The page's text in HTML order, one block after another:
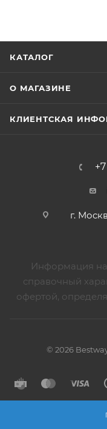
КАТАЛОГ
О МАГАЗИНЕ
КЛИЕНТСКАЯ
г.
Информация на
справочный
офертой,
© 2026